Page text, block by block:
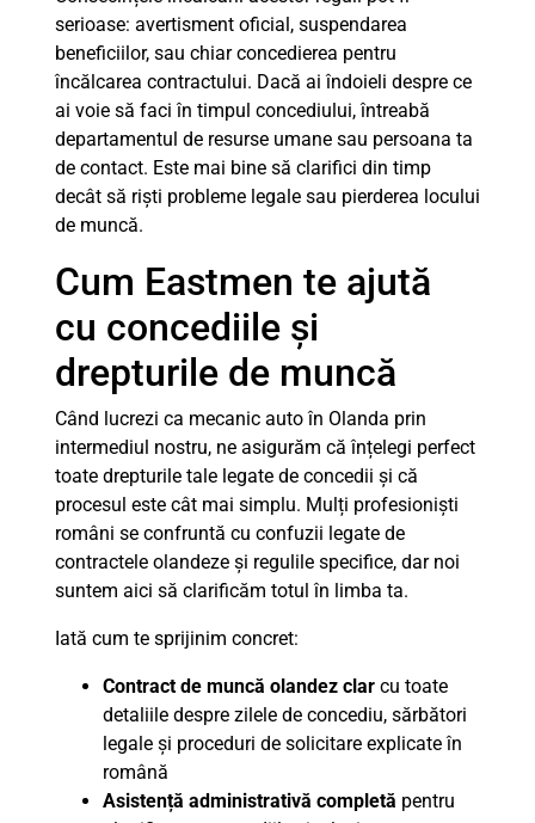
serioase: avertisment oficial, suspendarea
beneficiilor, sau chiar concedierea pentru
încălcarea contractului. Dacă ai îndoieli despre ce
ai voie să faci în timpul concediului, întreabă
departamentul de resurse umane sau persoana ta
de contact. Este mai bine să clarifici din timp
decât să riști probleme legale sau pierderea locului
de muncă.
Cum Eastmen te ajută
cu concediile și
drepturile de muncă
Când lucrezi ca mecanic auto în Olanda prin
intermediul nostru, ne asigurăm că înțelegi perfect
toate drepturile tale legate de concedii și că
procesul este cât mai simplu. Mulți profesioniști
români se confruntă cu confuzii legate de
contractele olandeze și regulile specifice, dar noi
suntem aici să clarificăm totul în limba ta.
Iată cum te sprijinim concret:
Contract de muncă olandez clar cu toate
detaliile despre zilele de concediu, sărbători
legale și proceduri de solicitare explicate în
română
Asistență administrativă completă pentru